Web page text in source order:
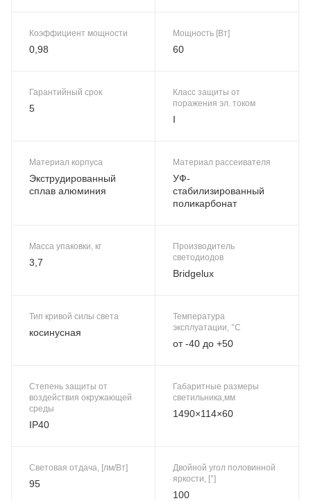
Коэффициент мощности
0,98
Мощность [Вт]
60
Гарантийный срок
5
Класс защиты от
поражения эл. током
I
Материал корпуса
Экструдированный
сплав алюминия
Материал рассеивателя
УФ-
стабилизированный
поликарбонат
Масса упаковки, кг
3,7
Производитель
светодиодов
Bridgelux
Тип кривой силы света
косинусная
Температура
эксплуатации, °C
от -40 до +50
Степень защиты от
воздействия окружающей
среды
IP40
Габаритные размеры
светильника,мм
1490×114×60
Световая отдача, [лм/Вт]
95
Двойной угол половинной
яркости, [°]
100